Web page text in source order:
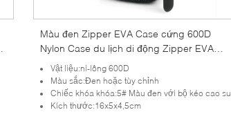
Màu đen Zipper EVA Case cứng 600D
Nylon Case du lịch di động Zipper EVA
Case cứng 600D Nylon Case du lịch di
động
Vật liệu:ni-lông 600D
Màu sắc:Đen hoặc tùy chỉnh
Chiếc khóa khóa:5# Màu đen với bộ kéo cao su
Kích thước:16x5x4,5cm